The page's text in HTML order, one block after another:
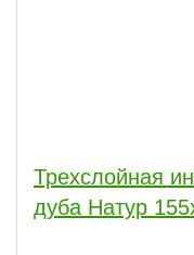
Трехслойная
дуба Натур